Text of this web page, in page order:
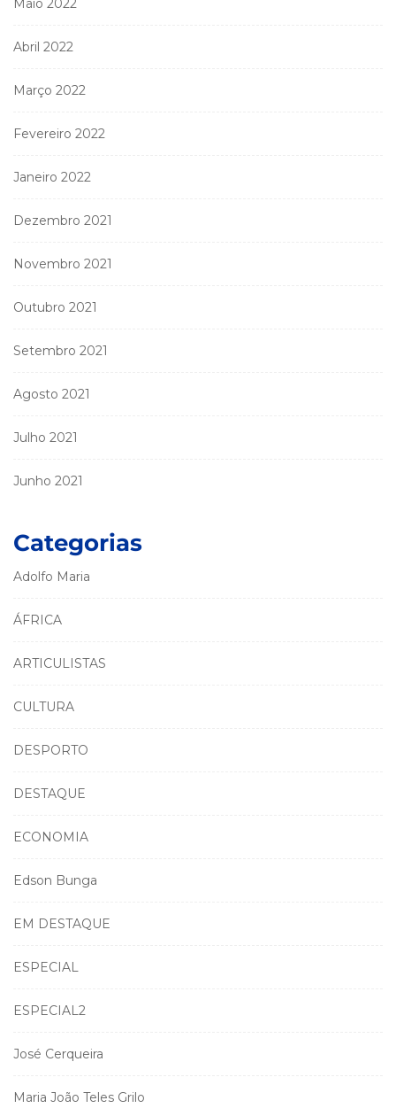
Maio 2022
Abril 2022
Março 2022
Fevereiro 2022
Janeiro 2022
Dezembro 2021
Novembro 2021
Outubro 2021
Setembro 2021
Agosto 2021
Julho 2021
Junho 2021
Categorias
Adolfo Maria
ÁFRICA
ARTICULISTAS
CULTURA
DESPORTO
DESTAQUE
ECONOMIA
Edson Bunga
EM DESTAQUE
ESPECIAL
ESPECIAL2
José Cerqueira
Maria João Teles Grilo